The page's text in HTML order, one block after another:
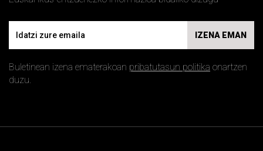
IZENA EMAN
Buletinean izena ematerakoan pribatutasun politika onartzen
duzu.